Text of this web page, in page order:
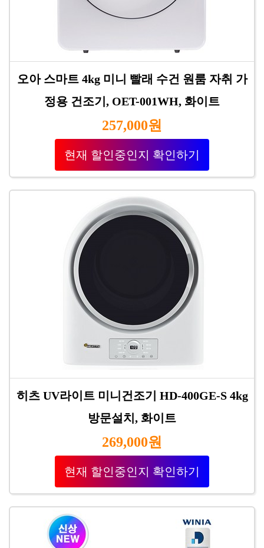
오아 스마트 4kg 미니 빨래 수건 원룸 자취 가
정용 건조기, OET-001WH, 화이트
257,000원
현재 할인중인지 확인하기
히츠 UV라이트 미니건조기 HD-400GE-S 4kg
방문설치, 화이트
269,000원
현재 할인중인지 확인하기